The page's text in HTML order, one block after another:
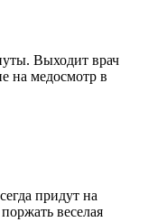
Выходит врач
медосмотр в
придут на
веселая